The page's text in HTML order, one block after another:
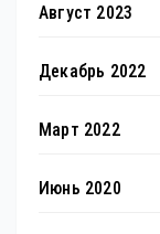
Август 2023
Декабрь 2022
Март 2022
Июнь 2020